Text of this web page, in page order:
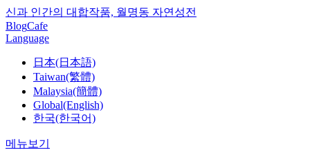
신과 인간의 대합작품, 월명동 자연성전
BlogCafe
Language
日本(日本語)
Taiwan(繁體)
Malaysia(簡體)
Global(English)
한국(한국어)
메뉴보기